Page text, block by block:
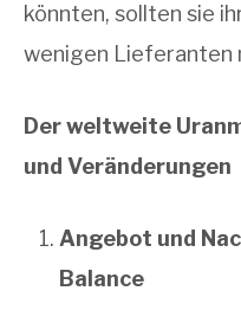
könnten, sollten sie
wenigen Lieferanten
Der weltweite
und Veränderungen
Angebot und
Balance